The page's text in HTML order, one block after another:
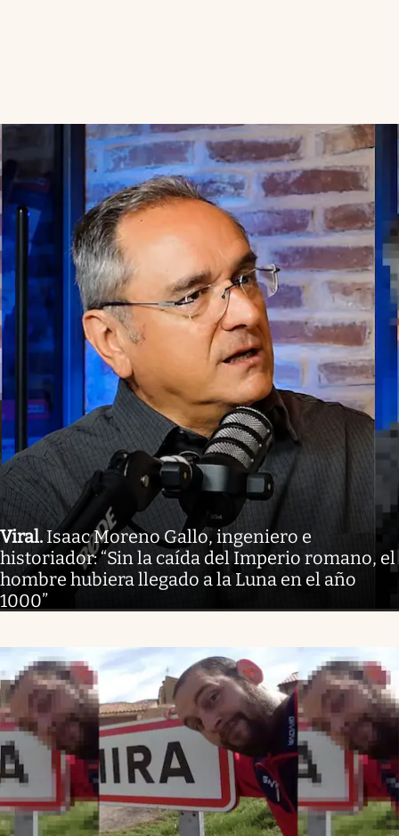
Viral. Isaac Moreno Gallo, ingeniero e
historiador: “Sin la caída del Imperio romano, el
hombre hubiera llegado a la Luna en el año
1000”